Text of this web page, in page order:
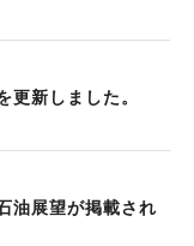
更新しました。
油展望が掲載され